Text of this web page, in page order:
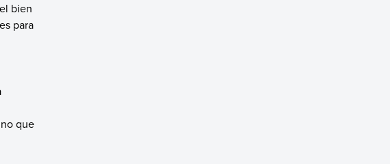
bien
para
que